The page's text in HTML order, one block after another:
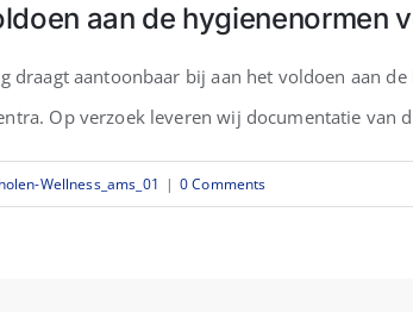
aan de hygienenormen
draagt aantoonbaar bij aan het voldoen aan
Op verzoek leveren wij documentatie van
Wellness_ams_01 | 0 Comments